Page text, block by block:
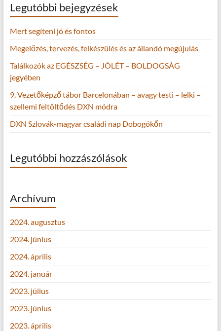
Legutóbbi bejegyzések
Mert segíteni jó és fontos
Megelőzés, tervezés, felkészülés és az állandó megújulás
Találkozók az EGÉSZSÉG – JÓLÉT – BOLDOGSÁG
jegyében
9. Vezetőképző tábor Barcelonában – avagy testi – lelki –
szellemi feltöltődés DXN módra
DXN Szlovák-magyar családi nap Dobogókőn
Legutóbbi hozzászólások
Archívum
2024. augusztus
2024. június
2024. április
2024. január
2023. július
2023. június
2023. április